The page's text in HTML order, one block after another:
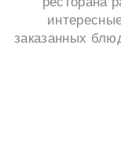
заказанных